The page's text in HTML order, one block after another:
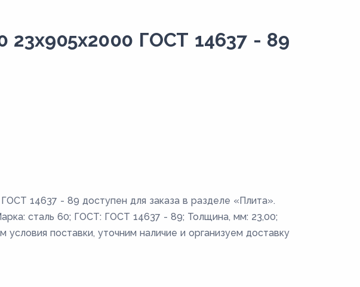
23x905x2000 ГОСТ 14637 - 89
14637 - 89 доступен для заказа в разделе «Плита».
сталь 60; ГОСТ: ГОСТ 14637 - 89; Толщина, мм: 23,00;
поставки, уточним наличие и организуем доставку